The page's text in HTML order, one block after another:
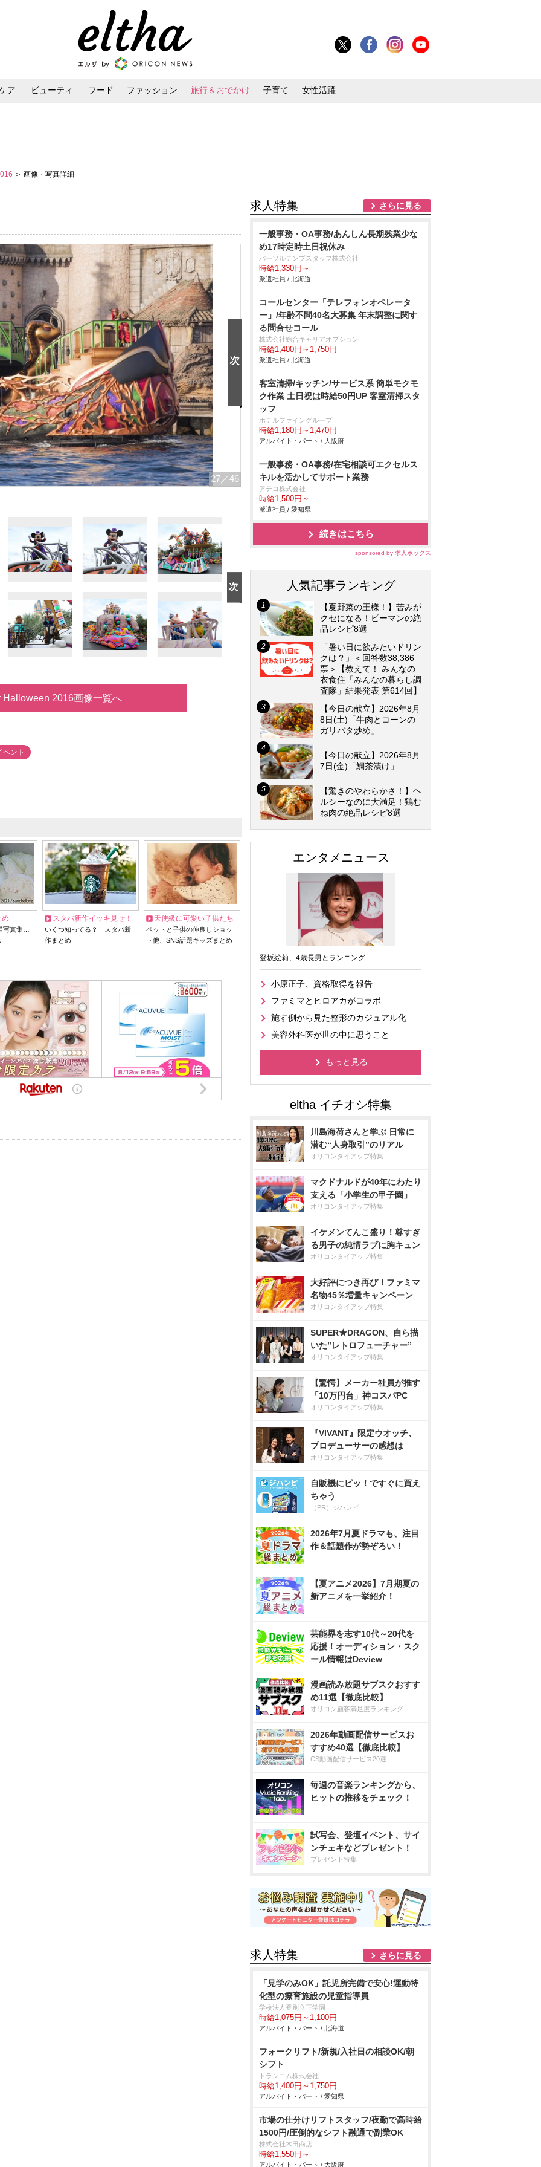
ア ビューティ フード ファッション 旅行＆おでかけ 子育て 女性活躍
＞ 画像・写真詳細
27 ／46
Halloween 2016画像一覧へ
ベント
め
写真集…
スタバ新作イッキ見せ！
いくつ知ってる？ スタバ新
作まとめ
天使級に可愛い子供たち
ペットと子供の仲良しショッ
ト他、SNS話題キッズまとめ
求人特集 さらに見る
一般事務・OA事務/あんしん長期残業少な
め17時定時土日祝休み
パーソルテンプスタッフ株式会社
時給1,330円～
派遣社員 / 北海道
コールセンター「テレフォンオペレータ
ー」/年齢不問40名大募集 年末調整に関す
る問合せコール
株式会社綜合キャリアオプション
時給1,400円～1,750円
派遣社員 / 北海道
客室清掃/キッチン/サービス系 簡単モクモ
ク作業 土日祝は時給50円UP 客室清掃スタ
ッフ
ホテルファイングループ
時給1,180円～1,470円
アルバイト・パート / 大阪府
一般事務・OA事務/在宅相談可エクセルス
キルを活かしてサポート業務
アデコ株式会社
時給1,500円～
派遣社員 / 愛知県
続きはこちら
sponsored by 求人ボックス
人気記事ランキング
【夏野菜の王様！】苦みが
クセになる！ピーマンの絶
品レシピ8選
「暑い日に飲みたいドリン
クは？」＜回答数38,386
票＞【教えて！ みんなの
衣食住「みんなの暮らし調
査隊」結果発表 第614回】
【今日の献立】2026年8月
8日(土)「牛肉とコーンの
ガリバタ炒め」
【今日の献立】2026年8月
7日(金)「鯛茶漬け」
【驚きのやわらかさ！】ヘ
ルシーなのに大満足！鶏む
ね肉の絶品レシピ8選
エンタメニュース
登坂絵莉、4歳長男とランニング
小原正子、資格取得を報告
ファミマとヒロアカがコラボ
施す側から見た整形のカジュアル化
美容外科医が世の中に思うこと
もっと見る
川島海荷さんと学ぶ 日常に
潜む“人身取引”のリアル
オリコンタイアップ特集
マクドナルドが40年にわたり
支える「小学生の甲子園」
オリコンタイアップ特集
イケメンてんこ盛り！尊すぎ
る男子の純情ラブに胸キュン
オリコンタイアップ特集
大好評につき再び！ファミマ
名物45％増量キャンペーン
オリコンタイアップ特集
SUPER★DRAGON、自ら描
いた”レトロフューチャー”
オリコンタイアップ特集
【驚愕】メーカー社員が推す
「10万円台」神コスパPC
オリコンタイアップ特集
『VIVANT』限定ウオッチ、
プロデューサーの感想は
オリコンタイアップ特集
自販機にピッ！ですぐに買え
ちゃう
（PR）ジハンピ
2026年7月夏ドラマも、注目
作＆話題作が勢ぞろい！
【夏アニメ2026】7月期夏の
新アニメを一挙紹介！
芸能界を志す10代～20代を
応援！オーディション・スク
ール情報はDeview
漫画読み放題サブスクおすす
め11選【徹底比較】
オリコン顧客満足度ランキング
2026年動画配信サービスお
すすめ40選【徹底比較】
CS動画配信サービス20選
毎週の音楽ランキングから、
ヒットの推移をチェック！
試写会、登壇イベント、サイ
ンチェキなどプレゼント！
プレゼント特集
求人特集 さらに見る
「見学のみOK」託児所完備で安心!運動特
化型の療育施設の児童指導員
学校法人登別立正学園
時給1,075円～1,100円
アルバイト・パート / 北海道
フォークリフト/新規/入社日の相談OK/朝
シフト
トランコム株式会社
時給1,400円～1,750円
アルバイト・パート / 愛知県
市場の仕分けリフトスタッフ/夜勤で高時給
1500円/圧倒的なシフト融通で副業OK
株式会社木田商店
時給1,550円～
アルバイト・パート / 大阪府